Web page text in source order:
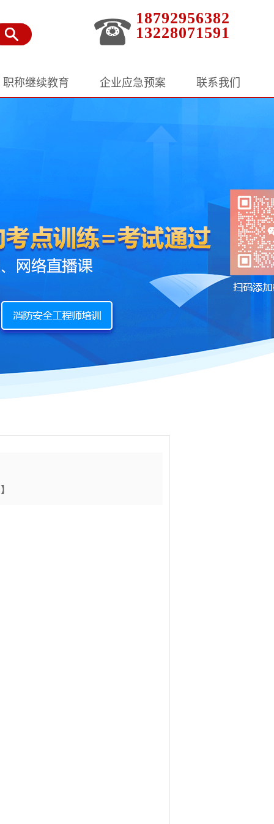
18792956382
13228071591
职称继续教育 企业应急预案 联系我们
】